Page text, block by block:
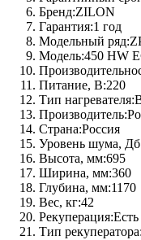
Бренд:ZILON
Гарантия:1 год
Модельный ряд:
Модель:450 HW
Питание, В:220
Тип нагревателя:
Производитель:
Страна:Россия
Уровень шума,
Высота, мм:695
Ширина, мм:360
Глубина, мм:1170
Вес, кг:42
Рекуперация:Есть
Тип рекуператора: